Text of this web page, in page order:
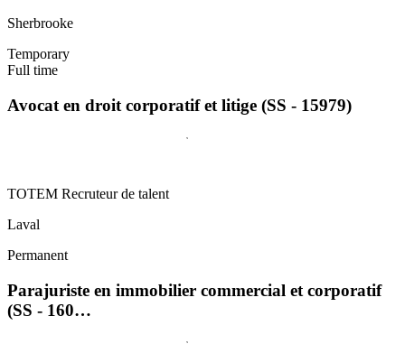
Sherbrooke
Temporary
Full time
Avocat en droit corporatif et litige (SS - 15979)
TOTEM Recruteur de talent
Laval
Permanent
Parajuriste en immobilier commercial et corporatif
(SS - 160…